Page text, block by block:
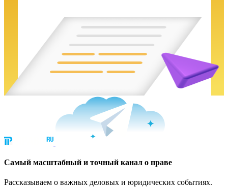
Cамый масштабный и точный канал о праве
Рассказываем о важных деловых и юридических событиях.